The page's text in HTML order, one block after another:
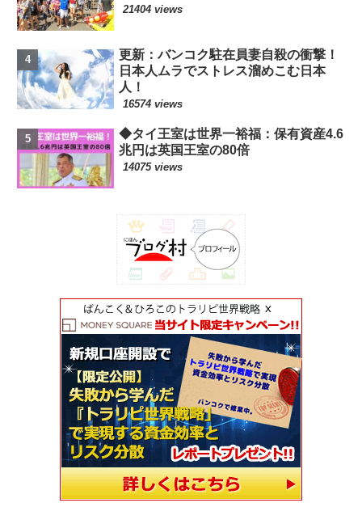
21404 views
更新：バンコク駐在員妻自殺の衝撃！
日本人ムラでストレス溜めこむ日本
人！
16574 views
◆タイ王室は世界一裕福：保有資産4.6
兆円は英国王室の80倍
14075 views